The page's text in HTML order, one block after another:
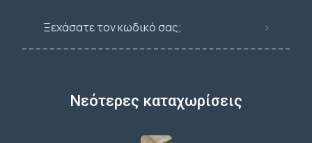
Ξεχάσατε τον κωδικό σας;
Νεότερες καταχωρίσεις